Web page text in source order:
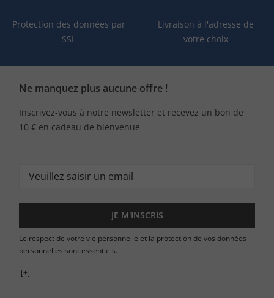
Protection des données par
SSL
Livraison à l'adresse de
votre choix
Ne manquez plus aucune offre !
Inscrivez-vous à notre newsletter et recevez un bon de
10 € en cadeau de bienvenue
JE M'INSCRIS
Le respect de votre vie personnelle et la protection de vos données
personnelles sont essentiels.
[+]